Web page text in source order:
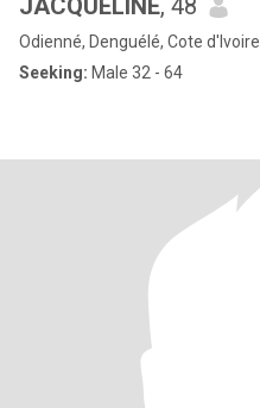
JACQUELINE, 48
Odienné, Denguélé, Cote d'Ivoire
Seeking: Male 32 - 64